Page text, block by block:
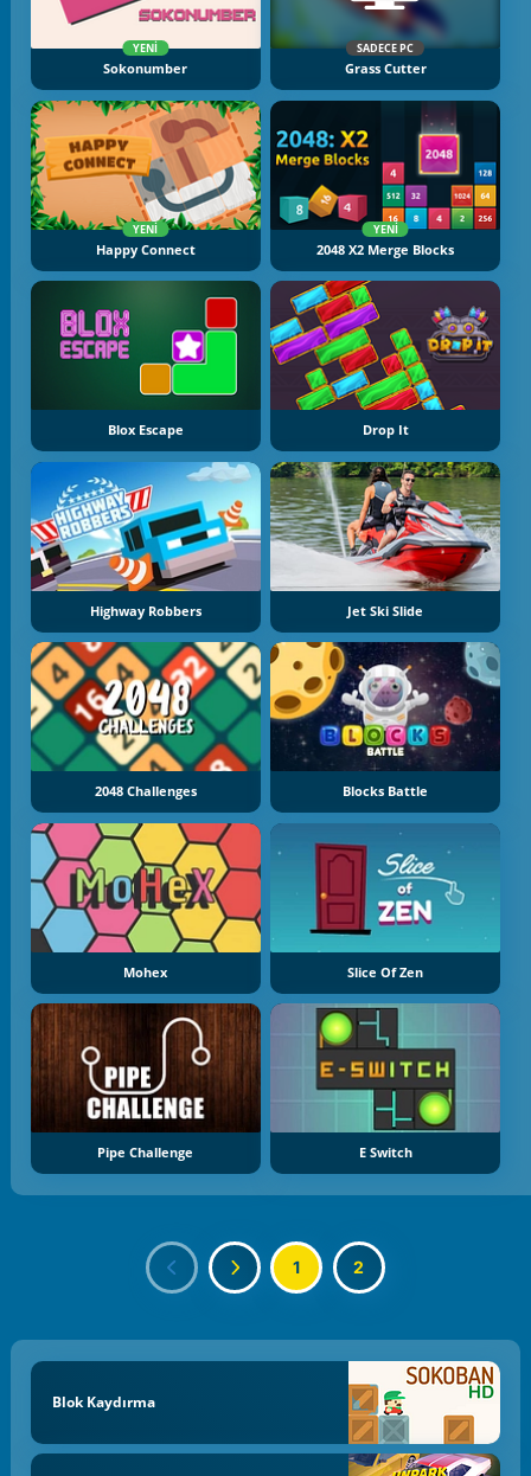
YENI
Sokonumber
SADECE PC
Grass Cutter
YENI
Happy Connect
YENI
2048 X2 Merge Blocks
Blox Escape Drop It
Highway Robbers Jet Ski Slide
2048 Challenges Blocks Battle
Mohex Slice Of Zen
Pipe Challenge E Switch
1 2
Blok Kaydırma